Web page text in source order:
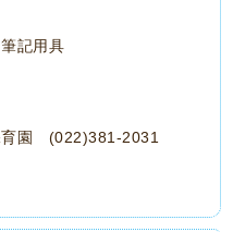
記用具
育園 (022)381-2031